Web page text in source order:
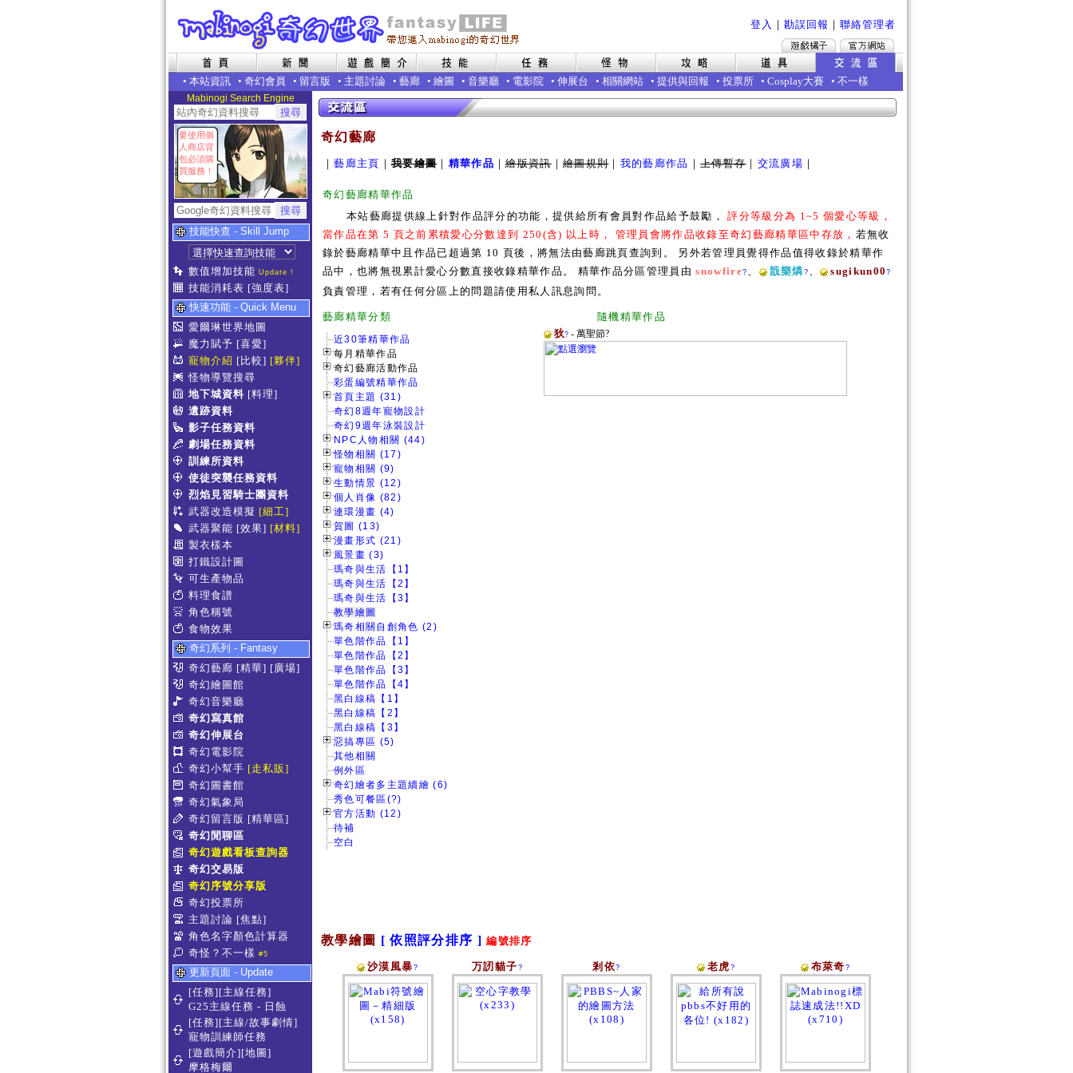
登入 ｜ 勘誤回報 ｜ 聯絡管理者
• 本站資訊 • 奇幻會員 • 留言版 • 主題討論 • 藝廊 • 繪圖 • 音樂廳 • 電影院 • 伸展台 • 相關網站 • 提供與回報 • 投票所 • Cosplay大賽 • 不一樣
Mabinogi Search Engine
要使用個
人商店背
包必須購
買服務！
技能快查 - Skill Jump
數值增加技能 Update !
技能消耗表 [強度表]
快速功能 - Quick Menu
愛爾琳世界地圖
魔力賦予 [喜愛]
寵物介紹 [比較] [夥伴]
怪物導覽搜尋
地下城資料 [料理]
遺跡資料
影子任務資料
劇場任務資料
訓練所資料
使徒突襲任務資料
烈焰見習騎士團資料
武器改造模擬 [細工]
武器聚能 [效果] [材料]
製衣樣本
打鐵設計圖
可生產物品
料理食譜
角色稱號
食物效果
奇幻系列 - Fantasy
奇幻藝廊 [精華] [廣場]
奇幻繪圖館
奇幻音樂廳
奇幻寫真館
奇幻伸展台
奇幻電影院
奇幻小幫手 [走私販]
奇幻圖書館
奇幻氣象局
奇幻留言版 [精華區]
奇幻閒聊區
奇幻遊戲看板查詢器
奇幻交易版
奇幻序號分享版
奇幻投票所
主題討論 [焦點]
角色名字顏色計算器
奇怪？不一樣 #5
更新頁面 - Update
[任務][主線任務]
G25主線任務 - 日蝕
[任務][主線/故事劇情]
寵物訓練師任務
[遊戲簡介][地圖]
摩格梅爾
奇幻藝廊
｜藝廊主頁 ｜我要繪圖｜ 精華作品 ｜繪版資訊｜繪圖規則｜ 我的藝廊作品 ｜上傳暫存｜ 交流廣場 ｜
奇幻藝廊精華作品
本站藝廊提供線上針對作品評分的功能，提供給所有會員對作品給予鼓勵，評分等級分為 1~5 個愛心等級，
當作品在第 5 頁之前累積愛心分數達到 250(含) 以上時， 管理員會將作品收錄至奇幻藝廊精華區中存放， 若無收
錄於藝廊精華中且作品已超過第 10 頁後，將無法由藝廊跳頁查詢到。 另外若管理員覺得作品值得收錄於精華作
品中，也將無視累計愛心分數直接收錄精華作品。 精華作品分區管理員由snowfire? 、 戠樂燐 ? 、 sugikun00?
負責管理，若有任何分區上的問題請使用私人訊息詢問。
藝廊精華分類 隨機精華作品
近30筆精華作品
每月精華作品
奇幻藝廊活動作品
彩蛋編號精華作品
首頁主題 (31)
奇幻8週年寵物設計
奇幻9週年泳裝設計
NPC人物相關 (44)
怪物相關 (17)
寵物相關 (9)
生動情景 (12)
個人肖像 (82)
連環漫畫 (4)
賀圖 (13)
漫畫形式 (21)
風景畫 (3)
瑪奇與生活【1】
瑪奇與生活【2】
瑪奇與生活【3】
教學繪圖
瑪奇相關自創角色 (2)
單色階作品【1】
單色階作品【2】
單色階作品【3】
單色階作品【4】
黑白線稿【1】
黑白線稿【2】
黑白線稿【3】
惡搞專區 (5)
其他相關
例外區
奇幻繪者多主題續繪 (6)
秀色可餐區(?)
官方活動 (12)
待補
空白
狄? - 萬聖節?
教學繪圖 [ 依照評分排序 ] 編號排序
沙漠風暴 ? 万訒貓子 ? 剎依? 老虎 ? 布萊奇 ?